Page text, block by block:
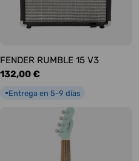
FENDER RUMBLE 15 V3
Precio
132,00 €
●Entrega en 5-9 días